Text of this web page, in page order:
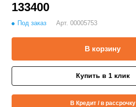
133400
Под заказ Арт. 00005753
В корзину
Купить в 1 клик
В Кредит / в рассрочку